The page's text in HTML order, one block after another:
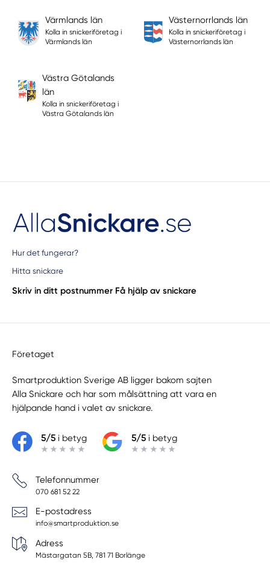
Värmlands län
Kolla in snickeriföretag i
Värmlands län
Västernorrlands län
Kolla in snickeriföretag i
Västernorrlands län
Västra Götalands
län
Kolla in snickeriföretag i
Västra Götalands län
Hur det fungerar?
Hitta snickare
Skriv in ditt postnummer Få hjälp av snickare
Företaget
Smartproduktion Sverige AB ligger bakom sajten
Alla Snickare och har som målsättning att vara en
hjälpande hand i valet av snickare.
5/5i betyg 5/5i betyg
Telefonnummer
070 681 52 22
E-postadress
info@smartproduktion.se
Adress
Mästargatan 5B, 781 71 Borlänge